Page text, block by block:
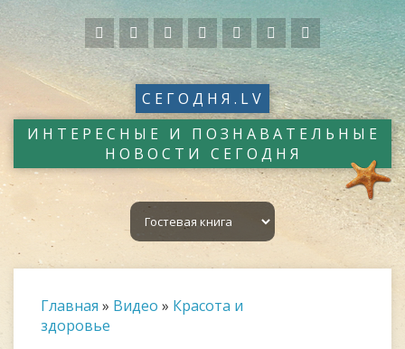
СЕГОДНЯ.LV
ИНТЕРЕСНЫЕ И ПОЗНАВАТЕЛЬНЫЕ
НОВОСТИ СЕГОДНЯ
Главная » Видео » Красота и
здоровье